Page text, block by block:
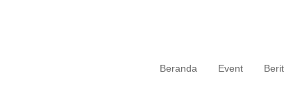
Beranda Event